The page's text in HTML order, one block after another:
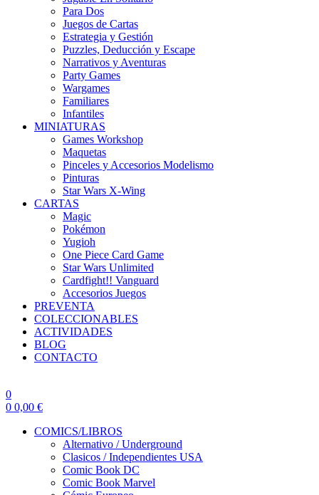
Para Dos
Juegos de Cartas
Estrategia y Gestión
Puzzles, Deducción y Escape
Narrativos y Aventuras
Party Games
Wargames
Familiares
Infantiles
MINIATURAS
Games Workshop
Maquetas
Pinceles y Accesorios Modelismo
Pinturas
Star Wars X-Wing
CARTAS
Magic
Pokémon
Yugioh
One Piece Card Game
Star Wars Unlimited
Cardfight!! Vanguard
Accesorios Juegos
PREVENTA
COLECCIONABLES
ACTIVIDADES
BLOG
CONTACTO
0
0 0,00 €
COMICS/LIBROS
Alternativo / Underground
Clasicos / Independientes USA
Comic Book DC
Comic Book Marvel